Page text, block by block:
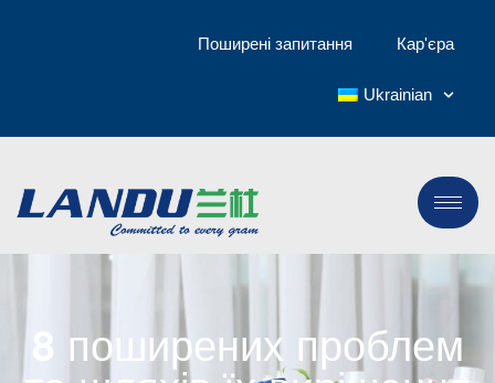
Поширені запитання Кар'єра
Ukrainian
8 поширених проблем